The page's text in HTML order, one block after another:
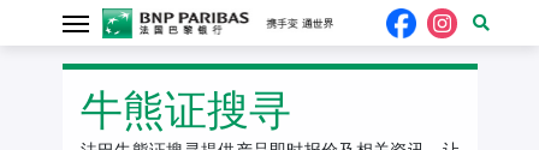
牛熊证搜寻